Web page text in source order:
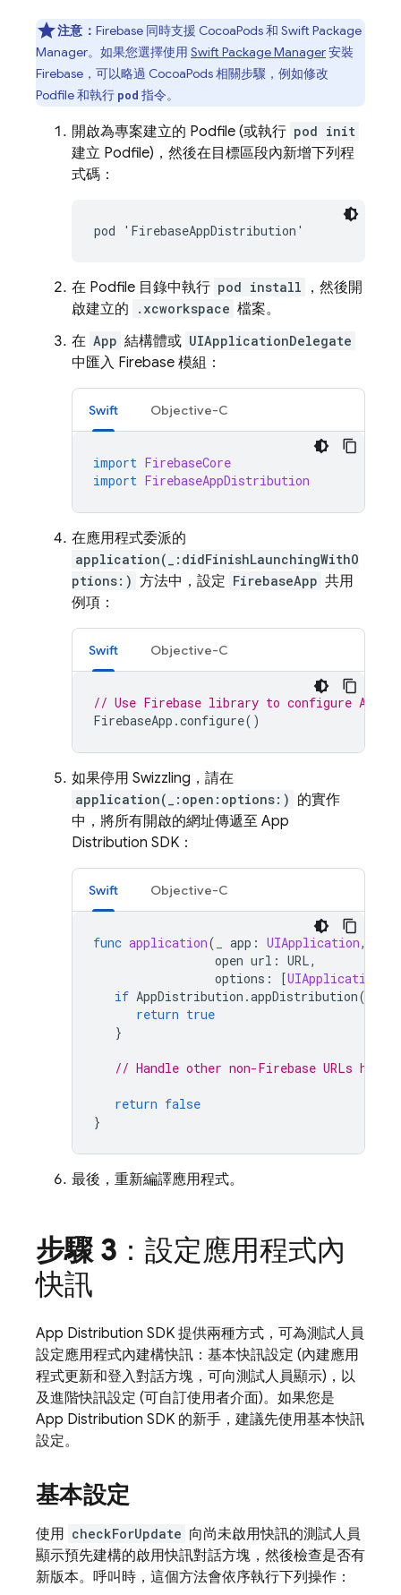
注意： Firebase 同時支援 CocoaPods 和 Swift Package
Manager。如果您選擇使用 Swift Package Manager安裝
Firebase，可以略過 CocoaPods 相關步驟，例如修改
Podfile 和執行 pod 指令。
開啟為專案建立的 Podfile (或執行 pod init
建立 Podfile)，然後在目標區段內新增下列程
式碼：
pod 'FirebaseAppDistribution'
在 Podfile 目錄中執行 pod install
，然後開
啟建立的
.xcworkspace 檔案。
在 App 結構體或 UIApplicationDelegate
中匯入 Firebase 模組：
Swift Objective-C
import FirebaseCore
import FirebaseAppDistribution
在應用程式委派的
application(_:didFinishLaunchingWithO
ptions:) 方法中，設定 FirebaseApp 共用
例項：
Swift Objective-C
// Use Firebase library to configure APIs
FirebaseApp .configure()
如果停用 Swizzling，請在
application(_:open:options:) 的實作
中，將所有開啟的網址傳遞至 App
Distribution SDK：
Swift Objective-C
func application( app : UIApplication,
open url : URL,
options : [UIApplication
if AppDistribution .appDistribution().
return true
}
// Handle other non-Firebase URLs here.
return false
}
最後，重新編譯應用程式。
步驟 3 ：設定應用程式內
快訊
App Distribution SDK 提供兩種方式，可為測試人員
設定應用程式內建構快訊：基本快訊設定 (內建應用
程式更新和登入對話方塊，可向測試人員顯示)，以
及進階快訊設定 (可自訂使用者介面)。如果您是
App Distribution SDK 的新手，建議先使用基本快訊
設定。
基本設定
使用 checkForUpdate 向尚未啟用快訊的測試人員
顯示預先建構的啟用快訊對話方塊，然後檢查是否有
新版本。呼叫時，這個方法會依序執行下列操作：